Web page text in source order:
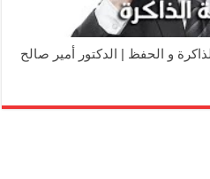
و الحفظ | الدكتور أمير صالح